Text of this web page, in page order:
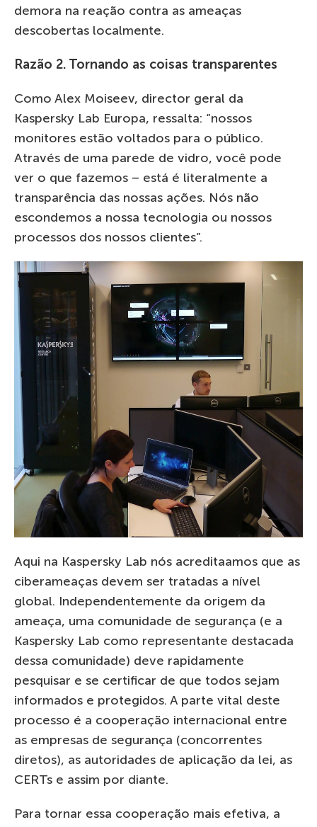
demora na reação contra as ameaças
descobertas localmente.
Razão 2. Tornando as coisas transparentes
Como Alex Moiseev, director geral da
Kaspersky Lab Europa, ressalta: “nossos
monitores estão voltados para o público.
Através de uma parede de vidro, você pode
ver o que fazemos – está é literalmente a
transparência das nossas ações. Nós não
escondemos a nossa tecnologia ou nossos
processos dos nossos clientes”.
Aqui na Kaspersky Lab nós acreditaamos que as
ciberameaças devem ser tratadas a nível
global. Independentemente da origem da
ameaça, uma comunidade de segurança (e a
Kaspersky Lab como representante destacada
dessa comunidade) deve rapidamente
pesquisar e se certificar de que todos sejam
informados e protegidos. A parte vital deste
processo é a cooperação internacional entre
as empresas de segurança (concorrentes
diretos), as autoridades de aplicação da lei, as
CERTs e assim por diante.
Para tornar essa cooperação mais efetiva, a